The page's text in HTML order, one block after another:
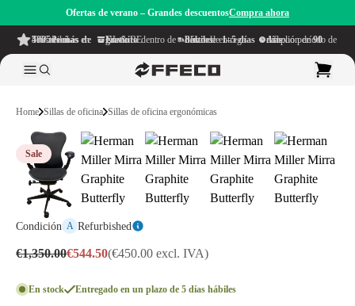
Ofertas de verano – Grandes descuentosCompra ahora
4.6/5
de más de 500 reseñas
en TrustPilot Envío gratuito
dentro de NL & BE Plazo de entrega dentro de
1–5 días hábiles Amplio período de reflexión de
90 días
Home Sillas de oficina Sillas de oficina ergonómicas
Sale
Condición A Refurbished
€1,350.00€544.50(€450.00 excl. IVA)
En stock Entregado en un plazo de 5 días hábiles